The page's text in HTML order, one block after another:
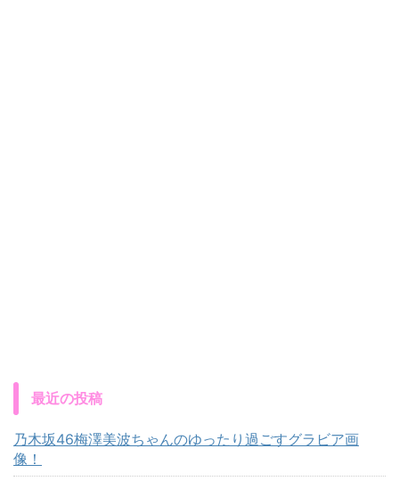
最近の投稿
乃木坂46梅澤美波ちゃんのゆったり過ごすグラビア画
像！